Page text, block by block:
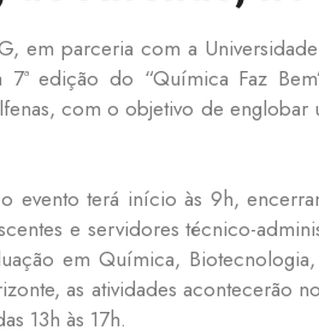
em parceria com a
edição do “Química Faz
com o objetivo de
evento terá início às 9h,
e servidores técnico-
em Química,
as atividades acontecerão
13h às 17h.